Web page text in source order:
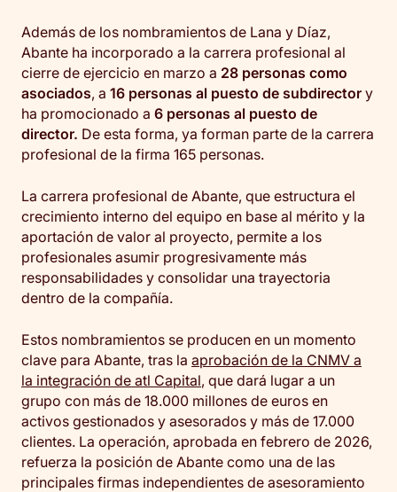
Además de los nombramientos de Lana y Díaz,
Abante ha incorporado a la carrera profesional al
cierre de ejercicio en marzo a 28 personas como
asociados, a 16 personas al puesto de subdirector y
ha promocionado a 6 personas al puesto de
director. De esta forma, ya forman parte de la carrera
profesional de la firma 165 personas.
La carrera profesional de Abante, que estructura el
crecimiento interno del equipo en base al mérito y la
aportación de valor al proyecto, permite a los
profesionales asumir progresivamente más
responsabilidades y consolidar una trayectoria
dentro de la compañía.
Estos nombramientos se producen en un momento
clave para Abante, tras la aprobación de la CNMV a
la integración de atl Capital, que dará lugar a un
grupo con más de 18.000 millones de euros en
activos gestionados y asesorados y más de 17.000
clientes. La operación, aprobada en febrero de 2026,
refuerza la posición de Abante como una de las
principales firmas independientes de asesoramiento